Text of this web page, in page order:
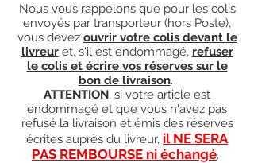
Nous vous rappelons que pour les colis
envoyés par transporteur (hors Poste),
vous devez ouvrir votre colis devant le
livreuret, s'il est endommagé, refuser
le colis et écrire vos réserves sur le
bon de livraison.
ATTENTION, si votre article est
endommagé et que vous n'avez pas
refusé la livraison et émis des réserves
écrites auprès du livreur, il NE SERA
PAS REMBOURSE ni échangé.